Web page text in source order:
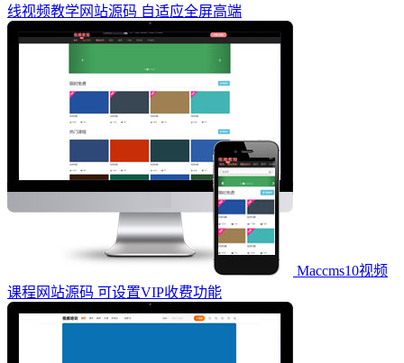
线视频教学网站源码 自适应全屏高端
Maccms10视频
课程网站源码 可设置VIP收费功能